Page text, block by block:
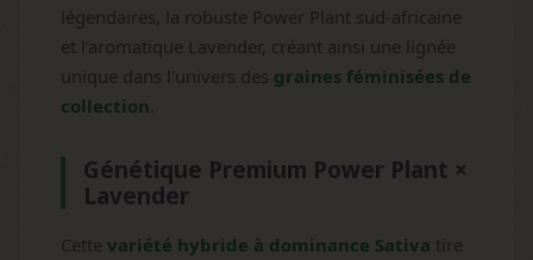
légendaires, la robuste Power Plant sud-africaine
et l'aromatique Lavender, créant ainsi une lignée
unique dans l'univers des graines féminisées de
collection
Génétique Premium Power Plant ×
Lavender
Cette variété hybride à dominance Sativa tire